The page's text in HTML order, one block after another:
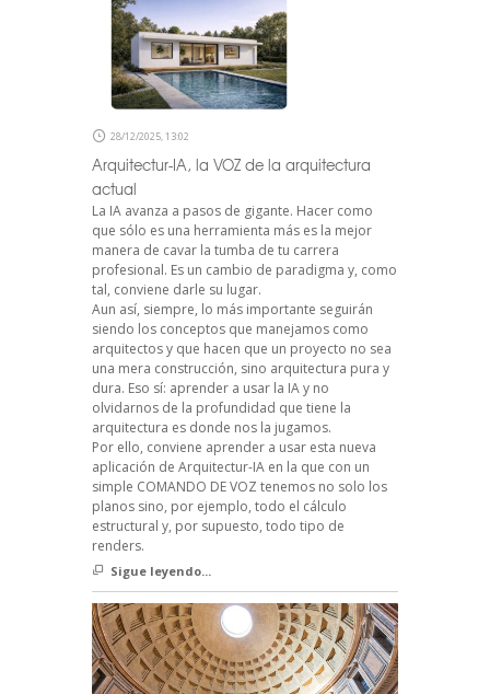
28/12/2025, 13:02
Arquitectur-IA, la VOZ de la arquitectura
actual
La IA avanza a pasos de gigante. Hacer como
que sólo es una herramienta más es la mejor
manera de cavar la tumba de tu carrera
profesional. Es un cambio de paradigma y, como
tal, conviene darle su lugar.
Aun así, siempre, lo más importante seguirán
siendo los conceptos que manejamos como
arquitectos y que hacen que un proyecto no sea
una mera construcción, sino arquitectura pura y
dura. Eso sí: aprender a usar la IA y no
olvidarnos de la profundidad que tiene la
arquitectura es donde nos la jugamos.
Por ello, conviene aprender a usar esta nueva
aplicación de Arquitectur-IA en la que con un
simple COMANDO DE VOZ tenemos no solo los
planos sino, por ejemplo, todo el cálculo
estructural y, por supuesto, todo tipo de
renders.
Sigue leyendo...